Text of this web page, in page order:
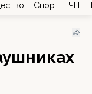
Спорт ЧП